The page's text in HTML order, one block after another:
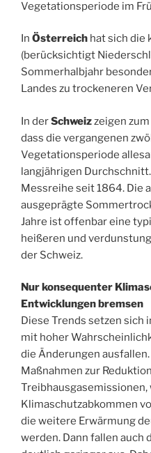
Vegetationsperiode im
In Österreich hat sich die
(berücksichtigt
Sommerhalbjahr
Landes zu trockeneren
In derSchweizzeigen
dass die vergangenen
Vegetationsperiode
langjährigen
Messreihe seit 1864. Die
ausgeprägte
Jahre ist offenbar eine
heißeren und
der Schweiz.
Nur konsequenter
Entwicklungen bremsen
Diese Trends setzen sich
mit hoher
die Änderungen
Maßnahmen zur
Treibhausgasemissionen,
Klimaschutzabkommen
die weitere Erwärmung
werden. Dann fallen